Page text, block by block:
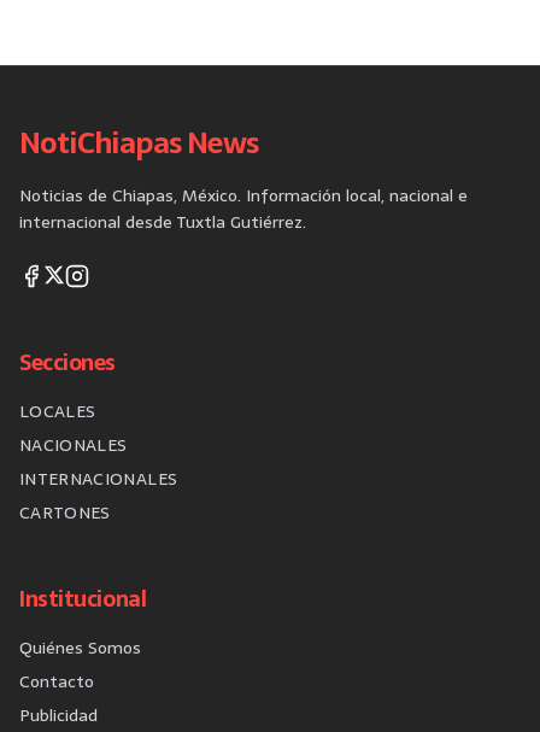
NotiChiapas News
Noticias de Chiapas, México. Información local, nacional e
internacional desde Tuxtla Gutiérrez.
Secciones
LOCALES
NACIONALES
INTERNACIONALES
CARTONES
Institucional
Quiénes Somos
Contacto
Publicidad